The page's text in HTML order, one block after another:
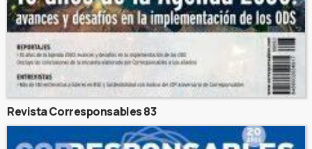
Revista Corresponsables 83